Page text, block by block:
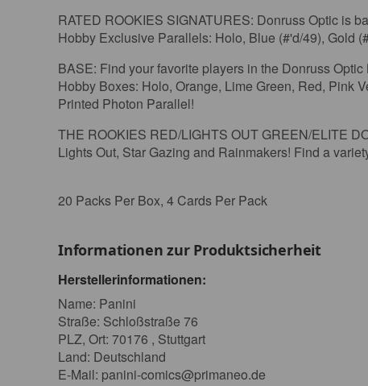
RATED ROOKIES SIGNATURES: Donruss Optic is
Hobby Exclusive Parallels: Holo, Blue (#'d/49), Gold
BASE: Find your favorite players in the Donruss
Hobby Boxes: Holo, Orange, Lime Green, Red, Pink
Printed Photon Parallel!
THE ROOKIES RED/LIGHTS OUT GREEN/ELITE
Lights Out, Star Gazing and Rainmakers! Find a
20 Packs Per Box, 4 Cards Per Pack
Informationen zur Produktsicherheit
Herstellerinformationen:
Name: Panini
Straße: Schloßstraße 76
PLZ, Ort: 70176 , Stuttgart
Land: Deutschland
E-Mail: panini-comics@primaneo.de